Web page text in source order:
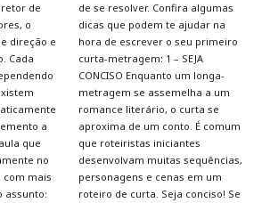
de
o
direção e
Cada
a
que
no
com mais
assunto:
de se resolver. Confira algumas
dicas que podem te ajudar na
hora de escrever o seu primeiro
curta-metragem: 1 – SEJA
CONCISO Enquanto um longa-
metragem se assemelha a um
romance literário, o curta se
aproxima de um conto. É comum
que roteiristas iniciantes
desenvolvam muitas sequências,
personagens e cenas em um
roteiro de curta. Seja conciso! Se